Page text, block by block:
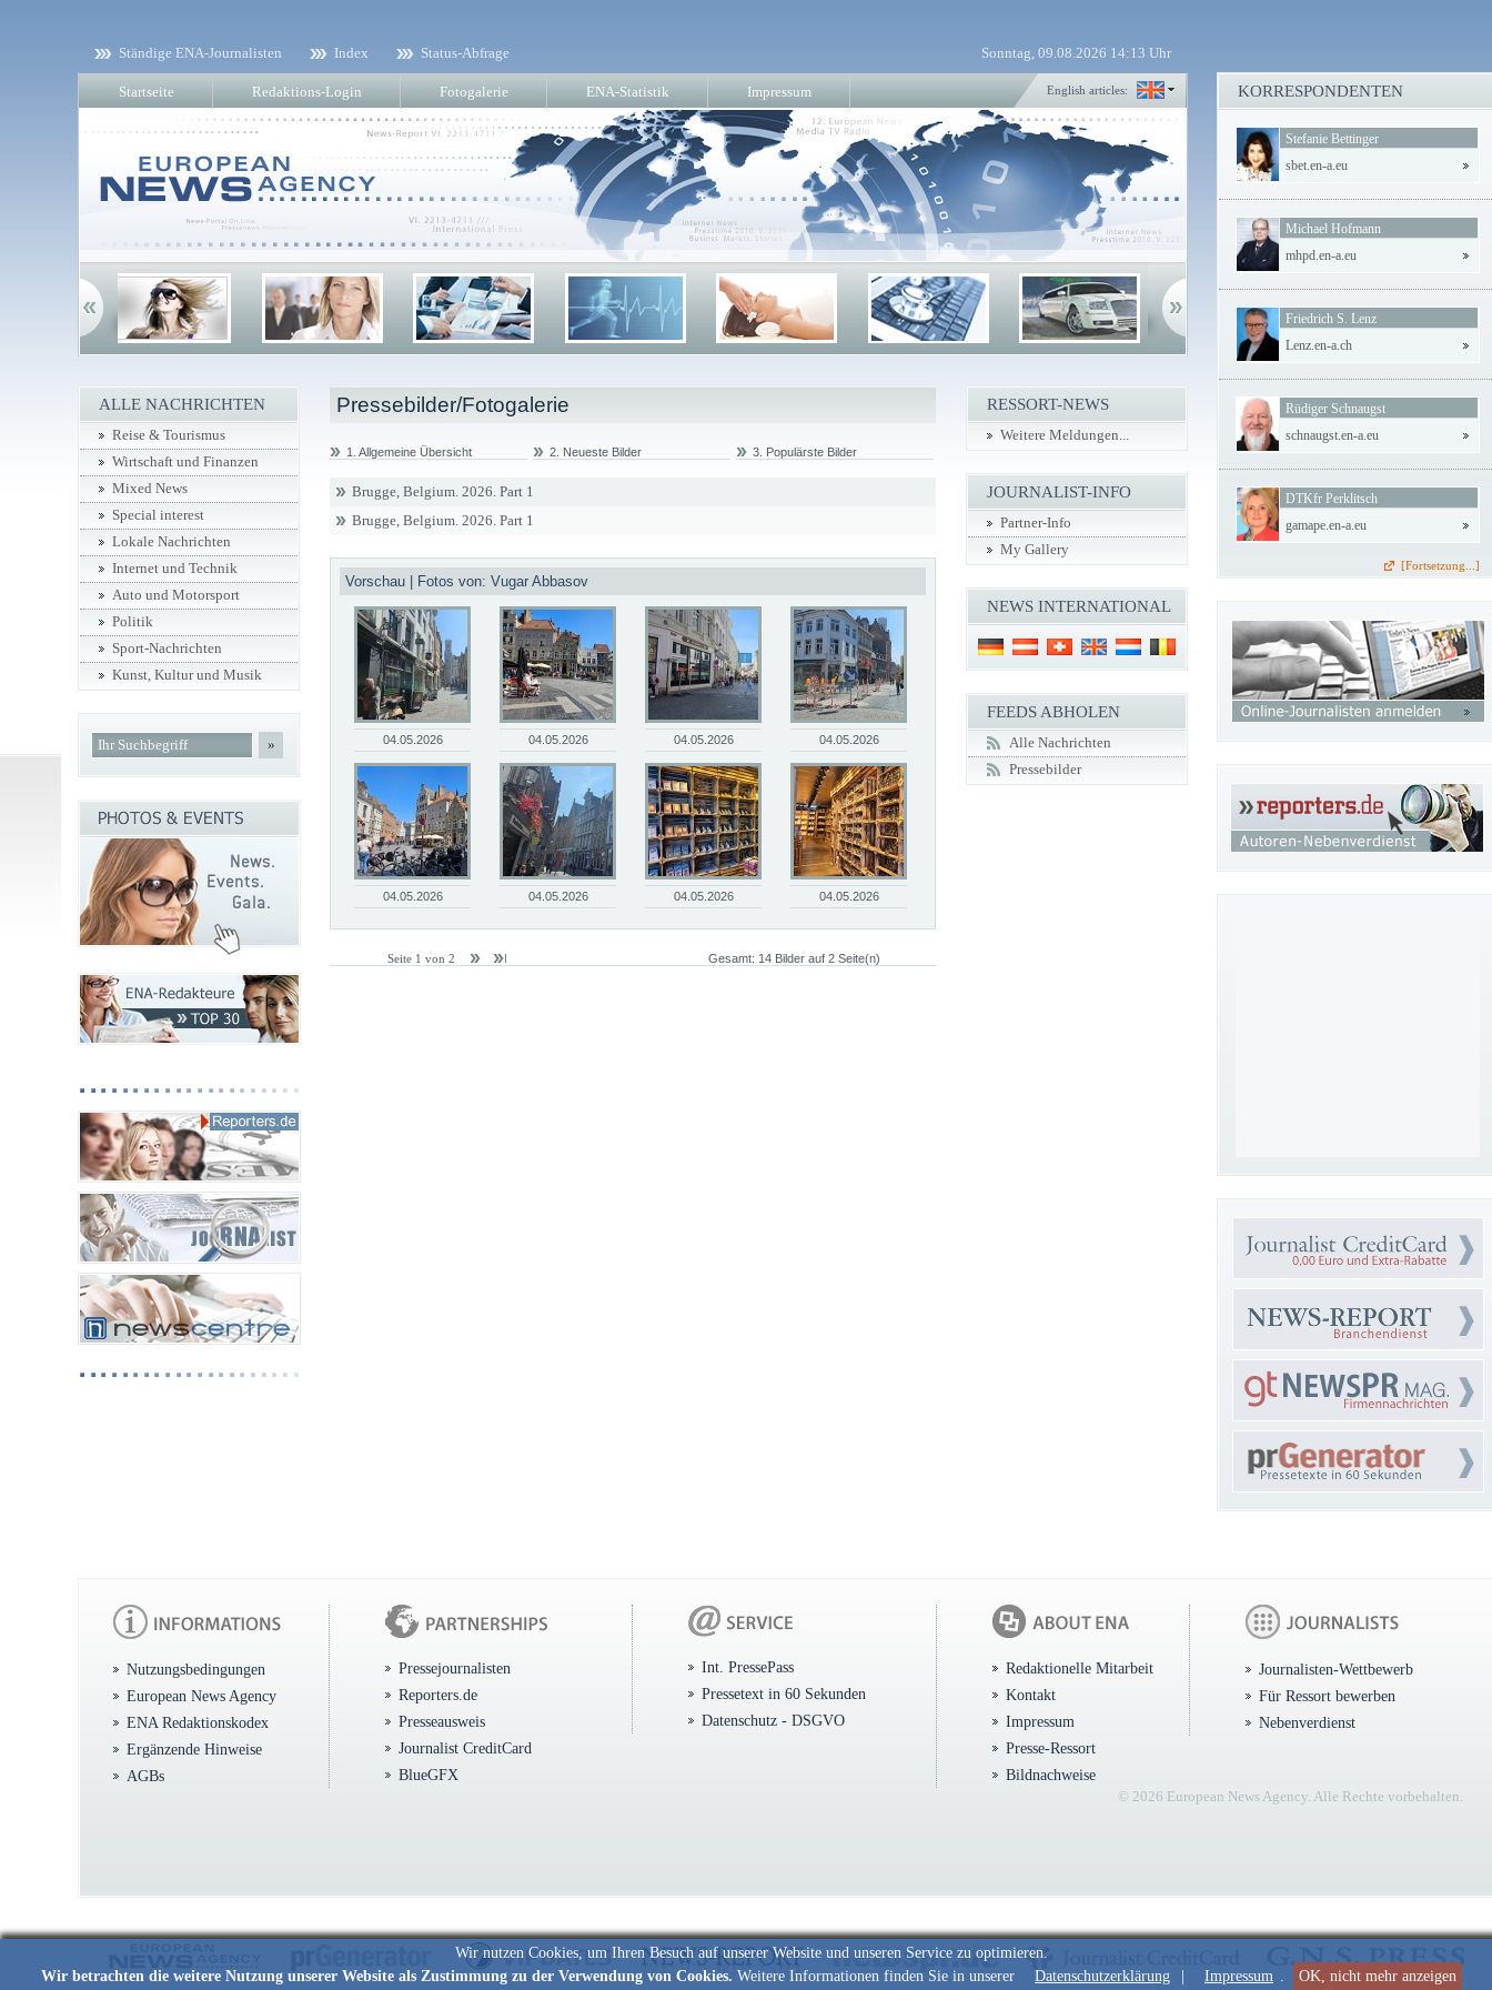
Wir nutzen Cookies, um Ihren Besuch auf unserer Website und unseren Service zu optimieren.
Wir betrachten die weitere Nutzung unserer Website als Zustimmung zu der Verwendung von Cookies. Weitere Informationen finden Sie in unserer Datenschutzerklärung Impressum . OK, nicht mehr anzeigen
Ständige ENA-Journalisten Index Status-Abfrage Sonntag, 09.08.2026 14:13 Uhr
Startseite Redaktions-Login Fotogalerie ENA-Statistik Impressum English articles:
Pressebilder/Fotogalerie
1. Allgemeine Übersicht 2. Neueste Bilder 3. Populärste Bilder
Brugge, Belgium. 2026. Part 1
Brugge, Belgium. 2026. Part 1
Vorschau | Fotos von: Vugar Abbasov
04.05.2026 04.05.2026 04.05.2026 04.05.2026
04.05.2026 04.05.2026 04.05.2026 04.05.2026
Seite 1 von 2 Gesamt: 14 Bilder auf 2 Seite(n)
ALLE NACHRICHTEN
Reise & Tourismus
Wirtschaft und Finanzen
Mixed News
Special interest
Lokale Nachrichten
Internet und Technik
Auto und Motorsport
Politik
Sport-Nachrichten
Kunst, Kultur und Musik
»
RESSORT-NEWS
Weitere Meldungen...
JOURNALIST-INFO
Partner-Info
My Gallery
NEWS INTERNATIONAL
FEEDS ABHOLEN
Alle Nachrichten
Pressebilder
KORRESPONDENTEN
Stefanie Bettinger
sbet.en-a.eu
Michael Hofmann
mhpd.en-a.eu
Friedrich S. Lenz
Lenz.en-a.ch
Rüdiger Schnaugst
schnaugst.en-a.eu
DTKfr Perklitsch
gamape.en-a.eu
[Fortsetzung...]
Nutzungsbedingungen
European News Agency
ENA Redaktionskodex
Ergänzende Hinweise
AGBs
Pressejournalisten
Reporters.de
Presseausweis
Journalist CreditCard
BlueGFX
Int. PressePass
Pressetext in 60 Sekunden
Datenschutz - DSGVO
Redaktionelle Mitarbeit
Kontakt
Impressum
Presse-Ressort
Bildnachweise
Journalisten-Wettbewerb
Für Ressort bewerben
Nebenverdienst
© 2026 European News Agency. Alle Rechte vorbehalten.